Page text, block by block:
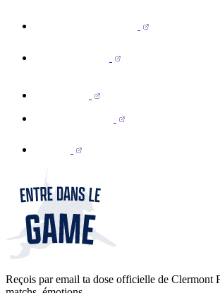
Reçois par email ta dose officielle de Clermont